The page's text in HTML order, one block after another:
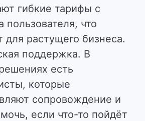
гибкие тарифы с
пользователя, что
для растущего бизнеса.
поддержка. В
есть
которые
сопровождение и
если что-то пойдёт